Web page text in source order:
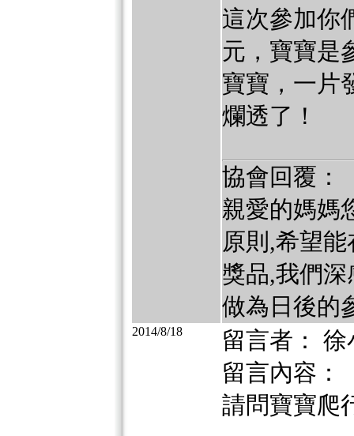
這次參加你
元，寶寶是
寶寶，一片
爛透了！
協會回覆：
親愛的媽媽
原則,希望
獎品,我們
做為日後的
2014/8/18
留言者： 徐
留言內容：
請問寶寶爬